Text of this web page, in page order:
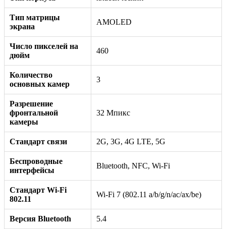
Тип матрицы
экрана
AMOLED
Число пикселей на
дюйм
460
Количество
основных камер
3
Разрешение
фронтальной
камеры
32 Мпикс
Стандарт связи 2G, 3G, 4G LTE, 5G
Беспроводные
интерфейсы
Bluetooth, NFC, Wi-Fi
Стандарт Wi-Fi
802.11
Wi-Fi 7 (802.11 a/b/g/n/ac/ax/be)
Версия Bluetooth 5.4